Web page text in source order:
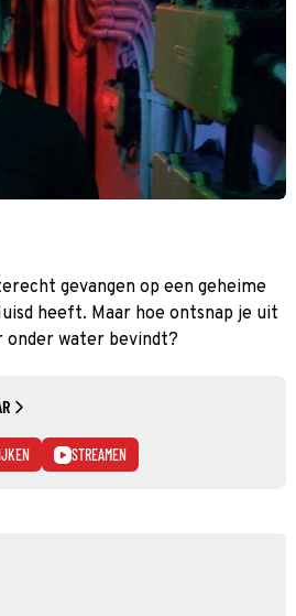
gevangen op een geheime
heeft. Maar hoe ontsnap je uit
onder water bevindt?
STREAMEN